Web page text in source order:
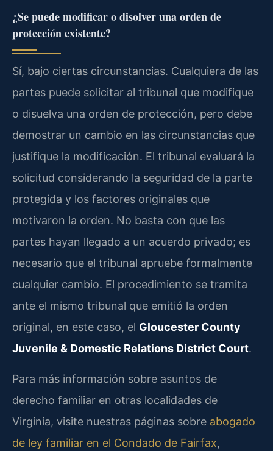
¿Se puede modificar o disolver una orden de
protección existente?
Sí, bajo ciertas circunstancias. Cualquiera de las
partes puede solicitar al tribunal que modifique
o disuelva una orden de protección, pero debe
demostrar un cambio en las circunstancias que
justifique la modificación. El tribunal evaluará la
solicitud considerando la seguridad de la parte
protegida y los factores originales que
motivaron la orden. No basta con que las
partes hayan llegado a un acuerdo privado; es
necesario que el tribunal apruebe formalmente
cualquier cambio. El procedimiento se tramita
ante el mismo tribunal que emitió la orden
original, en este caso, el Gloucester County
Juvenile & Domestic Relations District Court.
Para más información sobre asuntos de
derecho familiar en otras localidades de
Virginia, visite nuestras páginas sobre abogado
de ley familiar en el Condado de Fairfax,